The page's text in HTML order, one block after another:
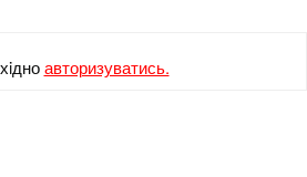
авторизуватись.